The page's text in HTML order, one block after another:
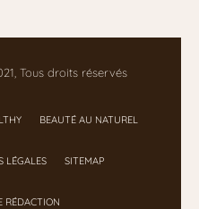
Tous droits réservés
BEAUTÉ AU NATUREL
LÉGALES SITEMAP
RÉDACTION